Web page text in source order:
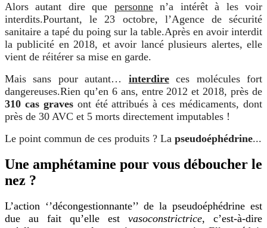
Alors autant dire que personnen’a intérêt à les voir
interdits.Pourtant, le 23 octobre, l’Agence de sécurité
sanitaire a tapé du poing sur la table.Après en avoir interdit
la publicité en 2018, et avoir lancé plusieurs alertes, elle
vient de réitérer sa mise en garde.
Mais sans pour autant… interdireces molécules fort
dangereuses.Rien qu’en 6 ans, entre 2012 et 2018, près de
310 cas gravesont été attribués à ces médicaments, dont
près de 30 AVC et 5 morts directement imputables !
Le point commun de ces produits ? La pseudoéphédrine...
Une amphétamine pour vous déboucher le
nez ?
L’action ‘’décongestionnante’’ de la pseudoéphédrine est
due au fait qu’elle est vasoconstrictrice, c’est-à-dire